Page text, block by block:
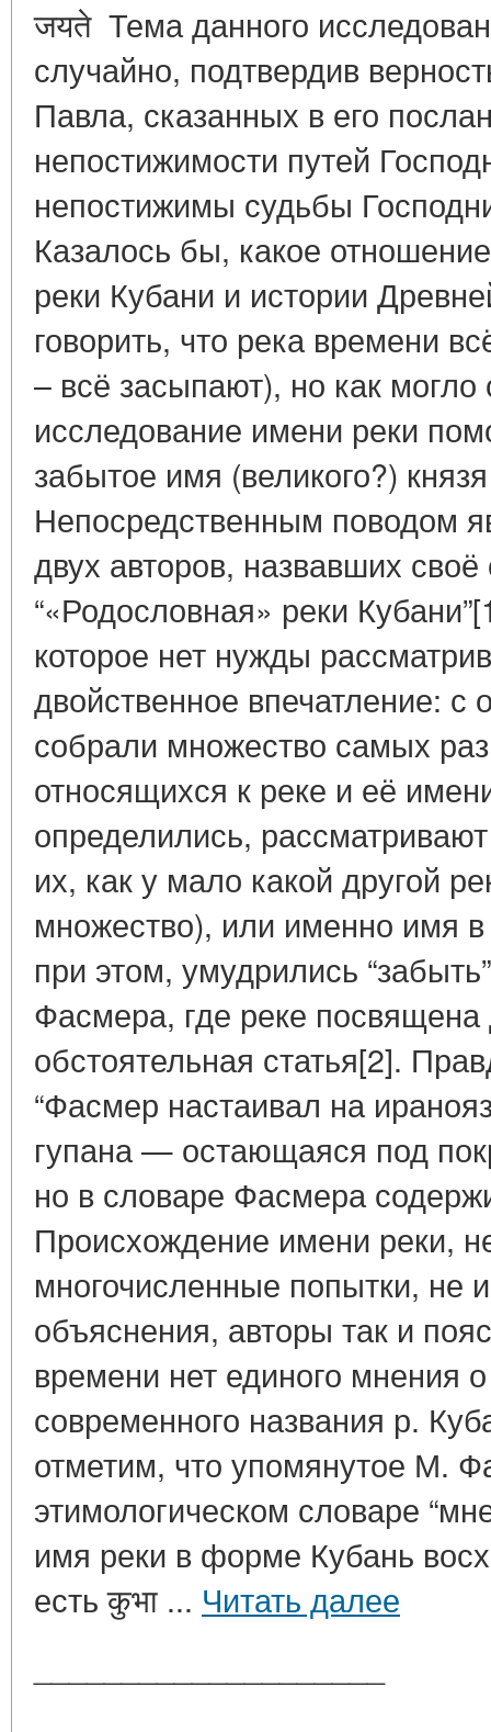
जयते Тема данного
случайно, подтвердив
Павла, сказанных в его
непостижимости путей
непостижимы судьбы
Казалось бы, какое
реки Кубани и истории
говорить, что река времени
– всё засыпают), но как
исследование имени реки
забытое имя (великого?)
Непосредственным поводом
двух авторов, назвавших
“«Родословная» реки
которое нет нужды
двойственное впечатление: с
собрали множество самых
относящихся к реке и её
определились,
их, как у мало какой другой
множество), или именно имя
при этом, умудрились
Фасмера, где реке
обстоятельная статья[2].
“Фасмер настаивал на
гупана — остающаяся под
но в словаре Фасмера
Происхождение имени реки,
многочисленные попытки, не
объяснения, авторы так и
времени нет единого мнения
современного названия р.
отметим, что упомянутое М.
этимологическом словаре
имя реки в форме Кубань
есть कुभा ... Читать далее